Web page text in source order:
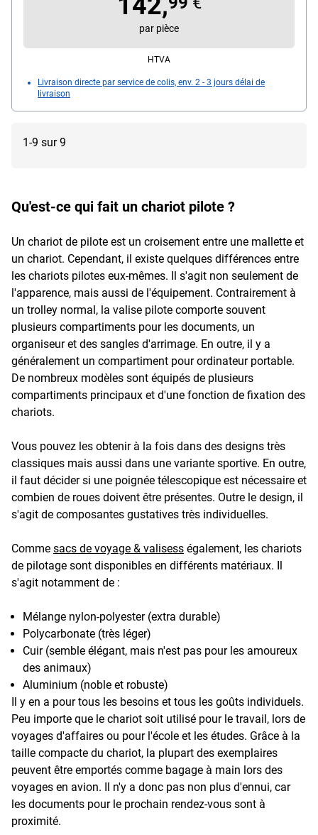
par pièce
HTVA
Livraison directe par service de colis, env. 2 - 3 jours délai de
livraison
1-9 sur 9
Qu'est-ce qui fait un chariot pilote ?
Un chariot de pilote est un croisement entre une mallette et
un chariot. Cependant, il existe quelques différences entre
les chariots pilotes eux-mêmes. Il s'agit non seulement de
l'apparence, mais aussi de l'équipement. Contrairement à
un trolley normal, la valise pilote comporte souvent
plusieurs compartiments pour les documents, un
organiseur et des sangles d'arrimage. En outre, il y a
généralement un compartiment pour ordinateur portable.
De nombreux modèles sont équipés de plusieurs
compartiments principaux et d'une fonction de fixation des
chariots.
Vous pouvez les obtenir à la fois dans des designs très
classiques mais aussi dans une variante sportive. En outre,
il faut décider si une poignée télescopique est nécessaire et
combien de roues doivent être présentes. Outre le design, il
s'agit de composantes gustatives très individuelles.
Comme sacs de voyage & valisess également, les chariots
de pilotage sont disponibles en différents matériaux. Il
s'agit notamment de :
Mélange nylon-polyester (extra durable)
Polycarbonate (très léger)
Cuir (semble élégant, mais n'est pas pour les amoureux
des animaux)
Aluminium (noble et robuste)
Il y en a pour tous les besoins et tous les goûts individuels.
Peu importe que le chariot soit utilisé pour le travail, lors de
voyages d'affaires ou pour l'école et les études. Grâce à la
taille compacte du chariot, la plupart des exemplaires
peuvent être emportés comme bagage à main lors des
voyages en avion. Il n'y a donc pas non plus d'ennui, car
les documents pour le prochain rendez-vous sont à
proximité.